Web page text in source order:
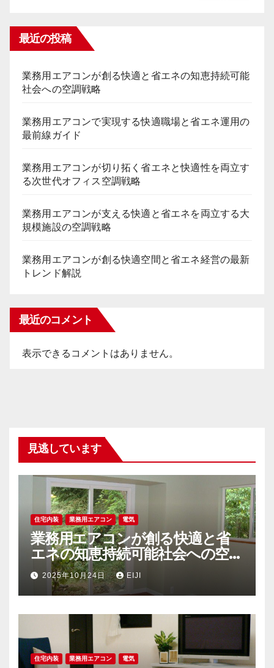
最近の投稿
業務用エアコンが創る快適と省エネの知恵持続可能
社会への空調戦略
業務用エアコンで実現する快適職場と省エネ運用の
最前線ガイド
業務用エアコンが切り拓く省エネと快適性を両立す
る次世代オフィス空調戦略
業務用エアコンが支える快適と省エネを両立する大
規模施設の空調戦略
業務用エアコンが創る快適空間と省エネ経営の最新
トレンド解説
最近のコメント
表示できるコメントはありません。
見逃しています
住宅内装 業務用エアコン 電気
業務用エアコンが創る快適と省
エネの知恵持続可能社会への空調
戦略
2025年10月24日 EIJI
住宅内装 業務用エアコン 電気